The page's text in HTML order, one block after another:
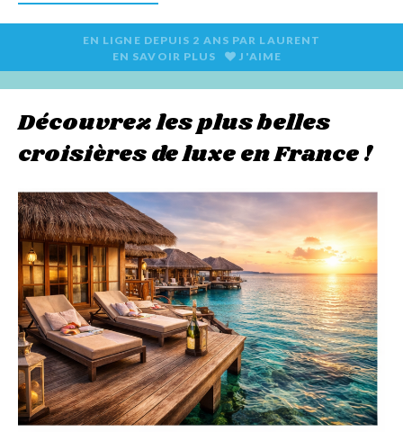
EN LIGNE DEPUIS 2 ANS PAR LAURENT
EN SAVOIR PLUS
J'AIME
Découvrez les plus belles
croisières de luxe en France !